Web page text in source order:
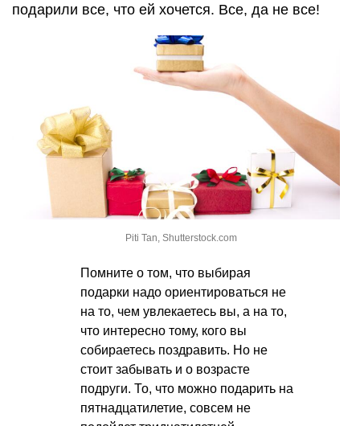
подарили все, что ей хочется. Все, да не все!
Piti Tan, Shutterstock.com
Помните о том, что выбирая
подарки надо ориентироваться не
на то, чем увлекаетесь вы, а на то,
что интересно тому, кого вы
собираетесь поздравить. Но не
стоит забывать и о возрасте
подруги. То, что можно подарить на
пятнадцатилетие, совсем не